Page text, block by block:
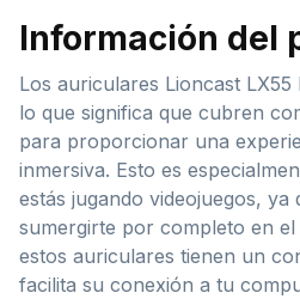
Información del
Los auriculares Lioncast
lo que significa que cubren
para proporcionar una
inmersiva. Esto es
estás jugando videojuegos, ya
sumergirte por completo en
estos auriculares tienen un
facilita su conexión a tu